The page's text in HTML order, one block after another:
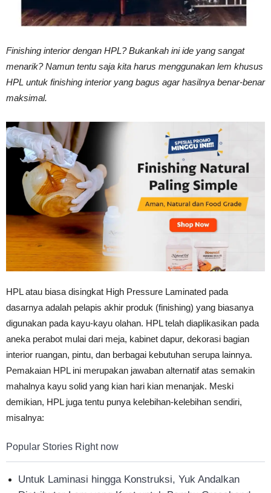
Kuat
&
Tahan
Lama
Finishing interior dengan HPL? Bukankah ini ide yang sangat
menarik? Namun tentu saja kita harus menggunakan lem khusus
HPL untuk finishing interior yang bagus agar hasilnya benar-benar
maksimal.
HPL atau biasa disingkat High Pressure Laminated pada
dasarnya adalah pelapis akhir produk (finishing) yang biasanya
digunakan pada kayu-kayu olahan. HPL telah diaplikasikan pada
aneka perabot mulai dari meja, kabinet dapur, dekorasi bagian
interior ruangan, pintu, dan berbagai kebutuhan serupa lainnya.
Pemakaian HPL ini merupakan jawaban alternatif atas semakin
mahalnya kayu solid yang kian hari kian menanjak. Meski
demikian, HPL juga tentu punya kelebihan-kelebihan sendiri,
misalnya:
Popular Stories Right now
Untuk Laminasi hingga Konstruksi, Yuk Andalkan